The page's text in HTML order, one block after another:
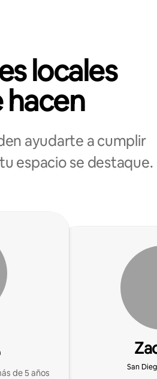
locales
hacen
ayudarte a cumplir
espacio se destaque.
de 5 años
San